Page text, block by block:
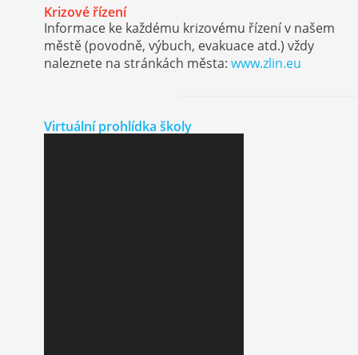
Krizové řízení
Informace ke každému krizovému řízení v našem
městě (povodně, výbuch, evakuace atd.) vždy
naleznete na stránkách města: www.zlin.eu
Virtuální prohlídka školy